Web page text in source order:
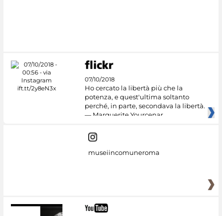
07/10/2018
Ho cercato la libertà più che la
potenza, e quest'ultima soltanto
perché, in parte, secondava la libertà.
— Marguerite Yourcenar
museiincomuneroma